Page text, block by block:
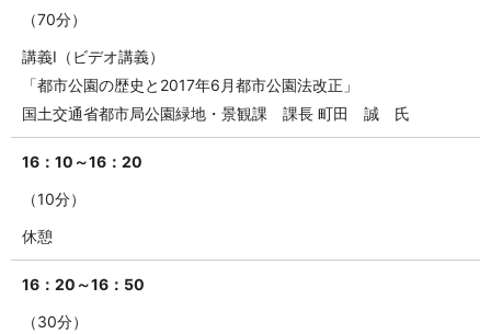
（70分）
講義I（ビデオ講義）
「都市公園の歴史と2017年6月都市公園法改正」
国土交通省都市局公園緑地・景観課 課長 町田 誠 氏
16：10～16：20
（10分）
休憩
16：20～16：50
（30分）